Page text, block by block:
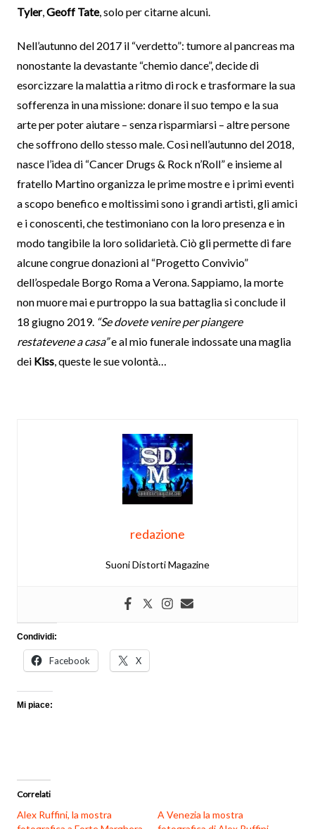
Tyler,Geoff Tate, solo per citarne alcuni.
Nell’autunno del 2017 il “verdetto”: tumore al pancreas ma
nonostante la devastante “chemio dance”, decide di
esorcizzare la malattia a ritmo di rock e trasformare la sua
sofferenza in una missione: donare il suo tempo e la sua
arte per poter aiutare – senza risparmiarsi – altre persone
che soffrono dello stesso male. Così nell’autunno del 2018,
nasce l’idea di “Cancer Drugs & Rock n’Roll” e insieme al
fratello Martino organizza le prime mostre e i primi eventi
a scopo benefico e moltissimi sono i grandi artisti, gli amici
e i conoscenti, che testimoniano con la loro presenza e in
modo tangibile la loro solidarietà. Ciò gli permette di fare
alcune congrue donazioni al “Progetto Convivio”
dell’ospedale Borgo Roma a Verona. Sappiamo, la morte
non muore mai e purtroppo la sua battaglia si conclude il
18 giugno 2019. “Se dovete venire per piangere
restatevene a casa”e al mio funerale indossate una maglia
dei Kiss, queste le sue volontà…
redazione
Suoni Distorti Magazine
Condividi:
Facebook X
Mi piace:
Correlati
Alex Ruffini, la mostra
A Venezia la mostra